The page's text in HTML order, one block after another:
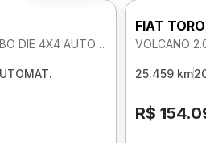
VOLCANO 2.0 16V TURBO DIE 4X4 AUTOMATICO
FIAT TORO
25.459 km
R$